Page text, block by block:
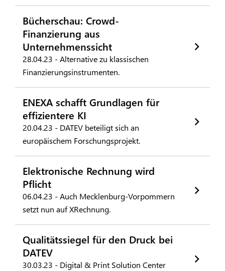
Bücherschau: Crowd-
Finanzierung aus
Unternehmenssicht
28.04.23 - Alternative zu klassischen
Finanzierungsinstrumenten.
ENEXA schafft Grundlagen für
effizientere KI
20.04.23 - DATEV beteiligt sich an
europäischem Forschungsprojekt.
Elektronische Rechnung wird
Pflicht
06.04.23 - Auch Mecklenburg-Vorpommern
setzt nun auf XRechnung.
Qualitätssiegel für den Druck bei
DATEV
30.03.23 - Digital & Print Solution Center